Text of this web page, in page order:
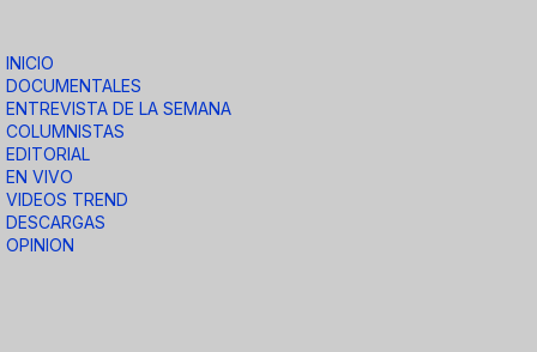
INICIO
DOCUMENTALES
ENTREVISTA DE LA SEMANA
COLUMNISTAS
EDITORIAL
EN VIVO
VIDEOS TREND
DESCARGAS
OPINION